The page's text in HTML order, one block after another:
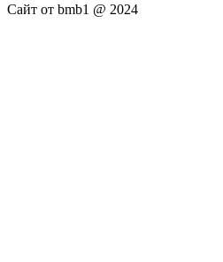
Сайт от bmb1 @ 2024